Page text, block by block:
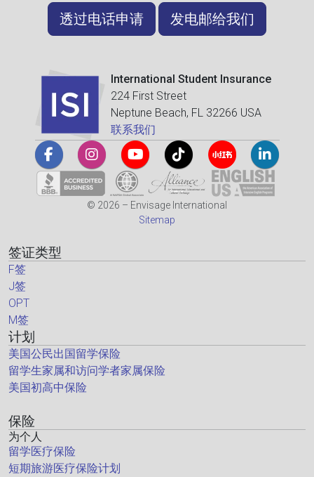
透过电话申请 发电邮给我们
International Student Insurance
224 First Street
Neptune Beach, FL 32266 USA
联系我们
© 2026 – Envisage International
Sitemap
签证类型
F签
J签
OPT
M签
计划
美国公民出国留学保险
留学生家属和访问学者家属保险
美国初高中保险
保险
为个人
留学医疗保险
短期旅游医疗保险计划